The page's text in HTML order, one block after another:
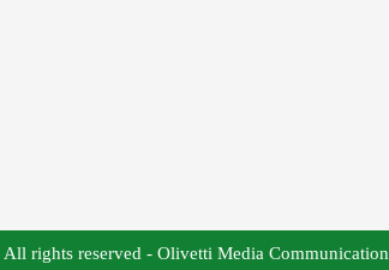
rights reserved - Olivetti Media Communication